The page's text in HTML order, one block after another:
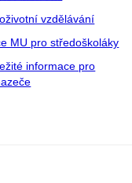
vzdělávání
MU pro středoškoláky
informace pro